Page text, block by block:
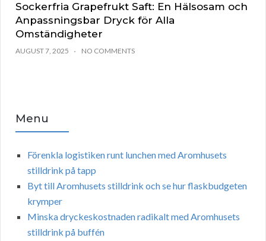
Sockerfria Grapefrukt Saft: En Hälsosam och
Anpassningsbar Dryck för Alla
Omständigheter
AUGUST 7, 2025 NO COMMENTS
Menu
Förenkla logistiken runt lunchen med Aromhusets
stilldrink på tapp
Byt till Aromhusets stilldrink och se hur flaskbudgeten
krymper
Minska dryckeskostnaden radikalt med Aromhusets
stilldrink på buffén